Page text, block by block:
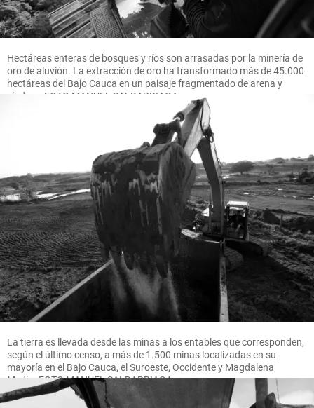
Hectáreas enteras de bosques y ríos son arrasadas por la minería de
oro de aluvión. La extracción de oro ha transformado más de 45.000
hectáreas del Bajo Cauca en un paisaje fragmentado de arena y
piedras. FOTO MANUEL SALDARRIAGA
La tierra es llevada desde las minas a los entables que corresponden,
según el último censo, a más de 1.500 minas localizadas en su
mayoría en el Bajo Cauca, el Suroeste, Occidente y Magdalena
Medio. FOTO MANUEL SALDARRIAGA